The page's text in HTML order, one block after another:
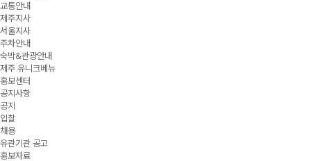
교통안내
제주지사
서울지사
주차안내
숙박&관광안내
제주 유니크베뉴
홍보센터
공지사항
공지
입찰
채용
유관기관 공고
홍보자료